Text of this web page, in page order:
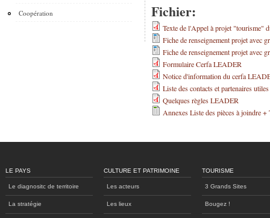
Coopération Fichier:
Texte de l'Appel à projet "tourisme"
Fiche de renseignement projet avec
Fiche de renseignement projet avec
Formulaire Cerfa LEADER
Notice d'information du cerfa
Liste des contacts et partenaires
Quelques règles LEADER
Annexes Liste des pièces à joindre +
LE PAYS
Le diagnositc de territoire
La stratégie
CULTURE ET PATRIMOINE
Les acteurs
Les lieux
TOURISME
3 Grands Sites
Bougez !